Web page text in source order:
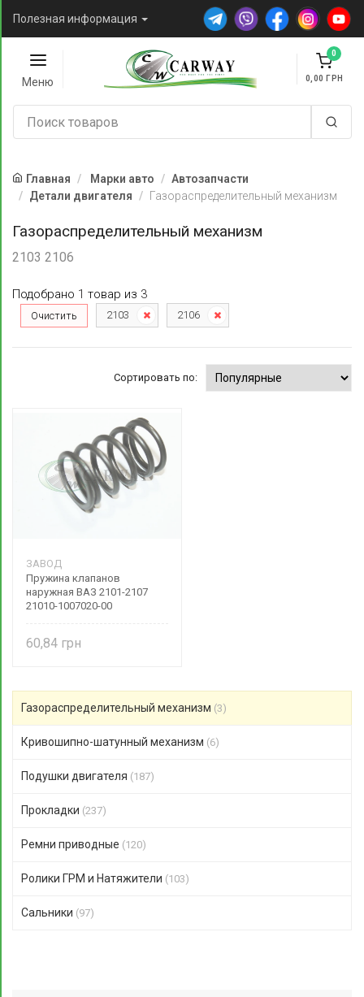
Полезная информация
Меню
0
0,00
Главная Марки авто
Автозапчасти
Детали двигателя
Газораспределительный механизм
Газораспределительный механизм
2103 2106
Подобрано 1 товар из 3
Очистить 2103 2106
Сортировать по:
ЗАВОД
Пружина клапанов
наружная ВАЗ 2101-2107
21010-1007020-00
60,84
Газораспределительный механизм (3)
Кривошипно-шатунный механизм (6)
Подушки двигателя (187)
Прокладки (237)
Ремни приводные (120)
Ролики ГРМ и Натяжители (103)
Сальники (97)